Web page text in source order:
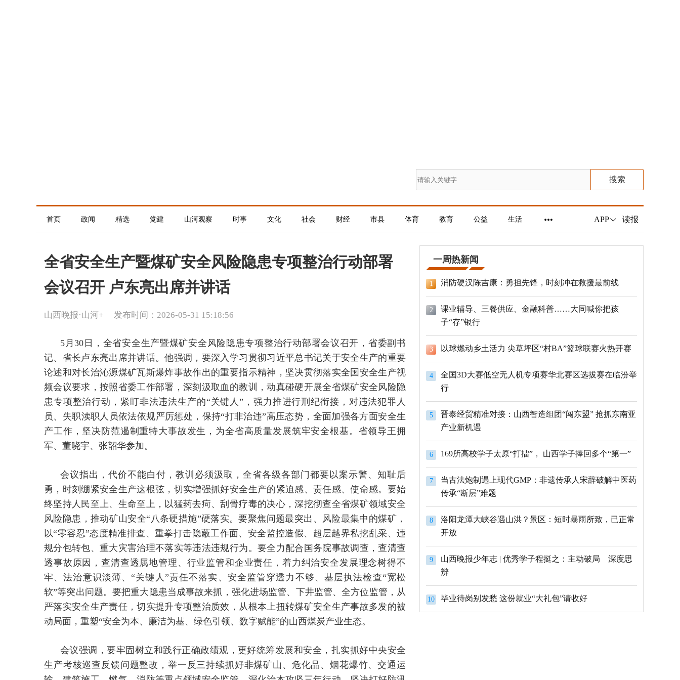
搜索
首页 政闻 精选 党建 山河观察 时事 文化 社会 财经 市县 体育 教育 公益 生活 APP 读报
全省安全生产暨煤矿安全风险隐患专项整治行动部署
会议召开 卢东亮出席并讲话
山西晚报·山河+ 发布时间：2026-05-31 15:18:56
5月30日，全省安全生产暨煤矿安全风险隐患专项整治行动部署会议召开，省委副书
记、省长卢东亮出席并讲话。他强调，要深入学习贯彻习近平总书记关于安全生产的重要
论述和对长治沁源煤矿瓦斯爆炸事故作出的重要指示精神，坚决贯彻落实全国安全生产视
频会议要求，按照省委工作部署，深刻汲取血的教训，动真碰硬开展全省煤矿安全风险隐
患专项整治行动，紧盯非法违法生产的“关键人”，强力推进行刑纪衔接，对违法犯罪人
员、失职渎职人员依法依规严厉惩处，保持“打非治违”高压态势，全面加强各方面安全生
产工作，坚决防范遏制重特大事故发生，为全省高质量发展筑牢安全根基。省领导王拥
军、董晓宇、张韶华参加。
会议指出，代价不能白付，教训必须汲取，全省各级各部门都要以案示警、知耻后
勇，时刻绷紧安全生产这根弦，切实增强抓好安全生产的紧迫感、责任感、使命感。要始
终坚持人民至上、生命至上，以猛药去疴、刮骨疗毒的决心，深挖彻查全省煤矿领域安全
风险隐患，推动矿山安全“八条硬措施”硬落实。要聚焦问题最突出、风险最集中的煤矿，
以“零容忍”态度精准排查、重拳打击隐蔽工作面、安全监控造假、超层越界私挖乱采、违
规分包转包、重大灾害治理不落实等违法违规行为。要全力配合国务院事故调查，查清查
透事故原因，查清查透属地管理、行业监管和企业责任，着力纠治安全发展理念树得不
牢、法治意识淡薄、“关键人”责任不落实、安全监管穿透力不够、基层执法检查“宽松
软”等突出问题。要把重大隐患当成事故来抓，强化进场监管、下井监管、全方位监管，从
严落实安全生产责任，切实提升专项整治质效，从根本上扭转煤矿安全生产事故多发的被
动局面，重塑“安全为本、廉洁为基、绿色引领、数字赋能”的山西煤炭产业生态。
会议强调，要牢固树立和践行正确政绩观，更好统筹发展和安全，扎实抓好中央安全
生产考核巡查反馈问题整改，举一反三持续抓好非煤矿山、危化品、烟花爆竹、交通运
一周热新闻
1 消防硬汉陈吉康：勇担先锋，时刻冲在救援最前线
2
课业辅导、三餐供应、金融科普……大同喊你把孩
子“存”银行
3 以球燃动乡土活力 尖草坪区“村BA”篮球联赛火热开赛
4
全国3D大赛低空无人机专项赛华北赛区选拔赛在临汾举
行
5
晋泰经贸精准对接：山西智造组团“闯东盟” 抢抓东南亚
产业新机遇
6 169所高校学子太原“打擂”， 山西学子捧回多个“第一”
7
当古法炮制遇上现代GMP：非遗传承人宋辞破解中医药
传承“断层”难题
8
洛阳龙潭大峡谷遇山洪？景区：短时暴雨所致，已正常
开放
9
山西晚报少年志 | 优秀学子程挺之：主动破局 深度思
辨
10 毕业待岗别发愁 这份就业“大礼包”请收好